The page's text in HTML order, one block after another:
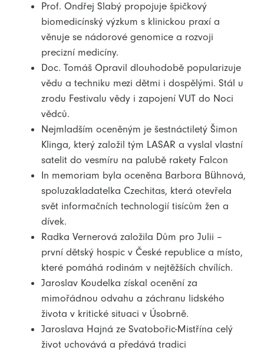
Prof. Ondřej Slabý propojuje špičkový
biomedicínský výzkum s klinickou praxí a
věnuje se nádorové genomice a rozvoji
precizní medicíny.
Doc. Tomáš Opravil dlouhodobě popularizuje
vědu a techniku mezi dětmi i dospělými. Stál u
zrodu Festivalu vědy i zapojení VUT do Noci
vědců.
Nejmladším oceněným je šestnáctiletý Šimon
Klinga, který založil tým LASAR a vyslal vlastní
satelit do vesmíru na palubě rakety Falcon
In memoriam byla oceněna Barbora Bühnová,
spoluzakladatelka Czechitas, která otevřela
svět informačních technologií tisícům žen a
dívek.
Radka Vernerová založila Dům pro Julii –
první dětský hospic v České republice a místo,
které pomáhá rodinám v nejtěžších chvílích.
Jaroslav Koudelka získal ocenění za
mimořádnou odvahu a záchranu lidského
života v kritické situaci v Úsobrně.
Jaroslava Hajná ze Svatobořic-Mistřína celý
život uchovává a předává tradici